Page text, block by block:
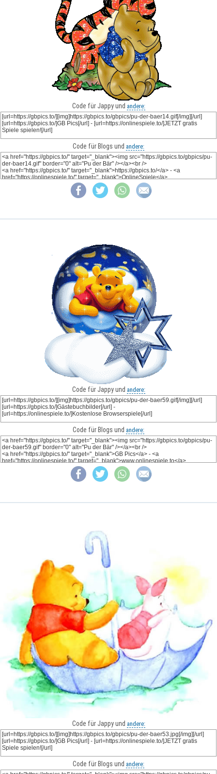
Code für Jappy und andere:
Code für Blogs und andere:
Code für Jappy und andere:
Code für Blogs und andere:
Code für Jappy und andere:
Code für Blogs und andere: